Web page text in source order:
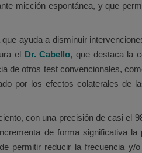
micción espontánea, y que
ayuda a disminuir
el Dr. Cabello, que destaca la
de otros test convencionales,
por los efectos colaterales de
con una precisión de casi el
de forma significativa la
permitir reducir la frecuencia y/